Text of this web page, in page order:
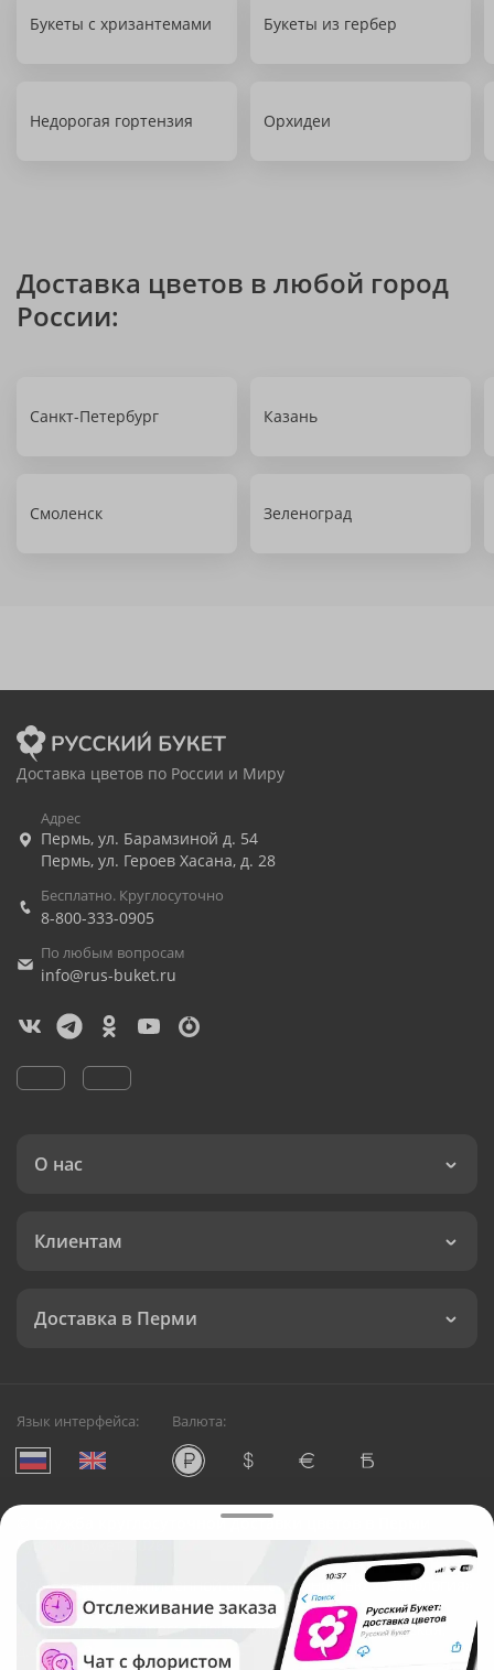
Букеты с хризантемами Букеты из гербер
Недорогая гортензия Орхидеи
Доставка цветов в любой город
России:
Санкт-Петербург Казань
Смоленск Зеленоград
Доставка цветов по России и Миру
Адрес
Пермь, ул. Барамзиной д. 54
Пермь, ул. Героев Хасана, д. 28
Бесплатно. Круглосуточно
8-800-333-0905
По любым вопросам
info@rus-buket.ru
О нас
Клиентам
Доставка в Перми
Язык интерфейса: Валюта:
Служба круглосуточной доставки цветов в Перми
Русский Букет, 2026
Общество с ограниченной ответственностью «Технология»
ОГРН: 1195476081745, ИНН: 5410081997
Юридический адрес: г. Новосибирск, ул. Ипподромская,
д.42, оф. 3